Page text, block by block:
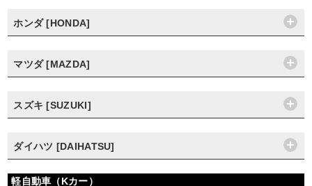
ホンダ [HONDA]
マツダ [MAZDA]
スズキ [SUZUKI]
ダイハツ [DAIHATSU]
軽自動車（Kカー）